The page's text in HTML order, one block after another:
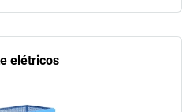
elétricos